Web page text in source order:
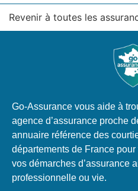
Revenir à toutes les
Go-Assurance vous aide à
agence d’assurance proche
annuaire référence des
départements de France
vos démarches d’assurance
professionnelle ou vie.